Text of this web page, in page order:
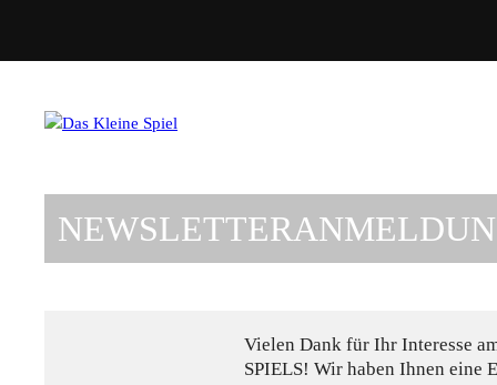
Vielen Dank für Ihr Interesse
SPIELS! Wir haben Ihnen eine